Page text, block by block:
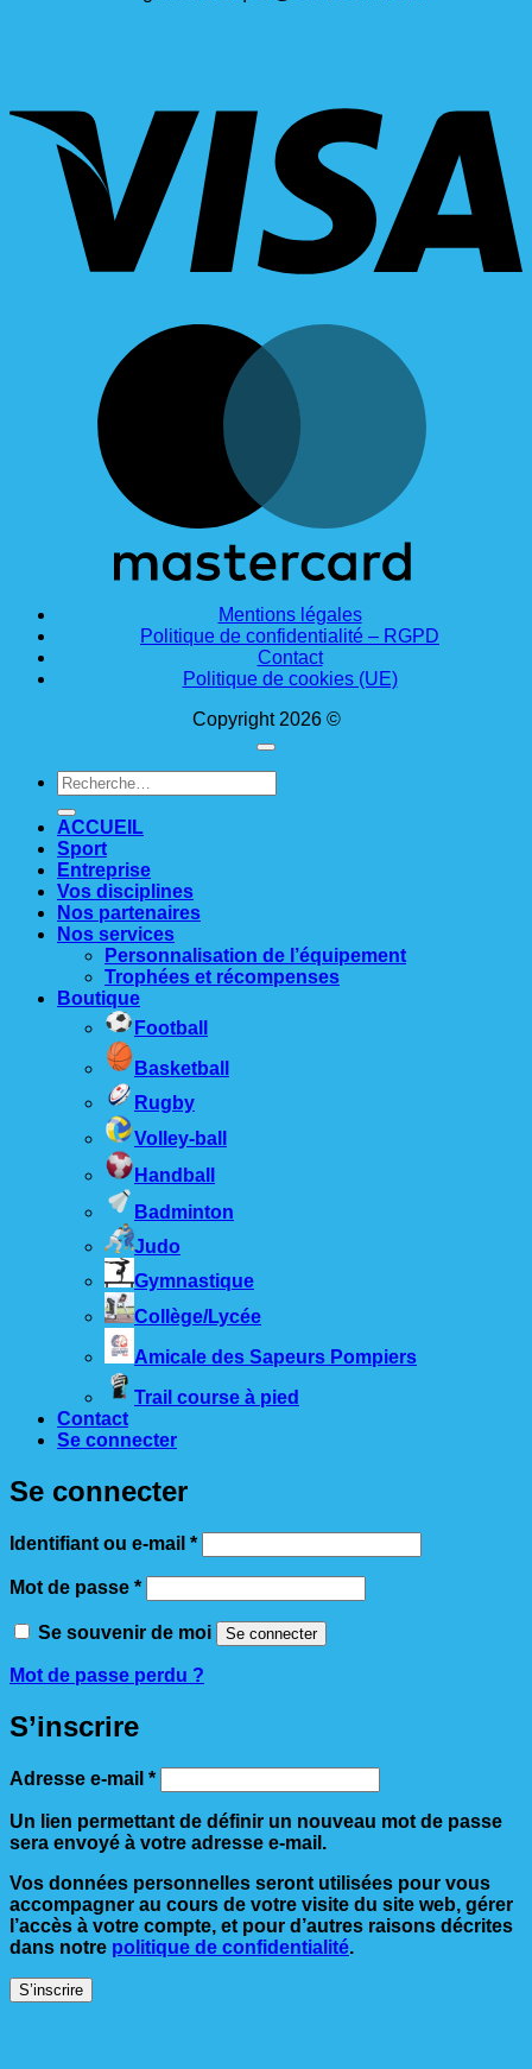
Mentions légales
Politique de confidentialité – RGPD
Contact
Politique de cookies (UE)
Copyright 2026 ©
Recherche
pour :
ACCUEIL
Sport
Entreprise
Vos disciplines
Nos partenaires
Nos services
Personnalisation de l’équipement
Trophées et récompenses
Boutique
Football
Basketball
Rugby
Volley-ball
Handball
Badminton
Judo
Gymnastique
Collège/Lycée
Amicale des Sapeurs Pompiers
Trail course à pied
Contact
Se connecter
Se connecter
Identifiant ou e-mail *Obligatoire
Mot de passe *Obligatoire
Se souvenir de moi Se connecter
Mot de passe perdu ?
S’inscrire
Adresse e-mail *Obligatoire
Un lien permettant de définir un nouveau mot de passe
sera envoyé à votre adresse e-mail.
Vos données personnelles seront utilisées pour vous
accompagner au cours de votre visite du site web, gérer
l’accès à votre compte, et pour d’autres raisons décrites
dans notre politique de confidentialité.
S’inscrire